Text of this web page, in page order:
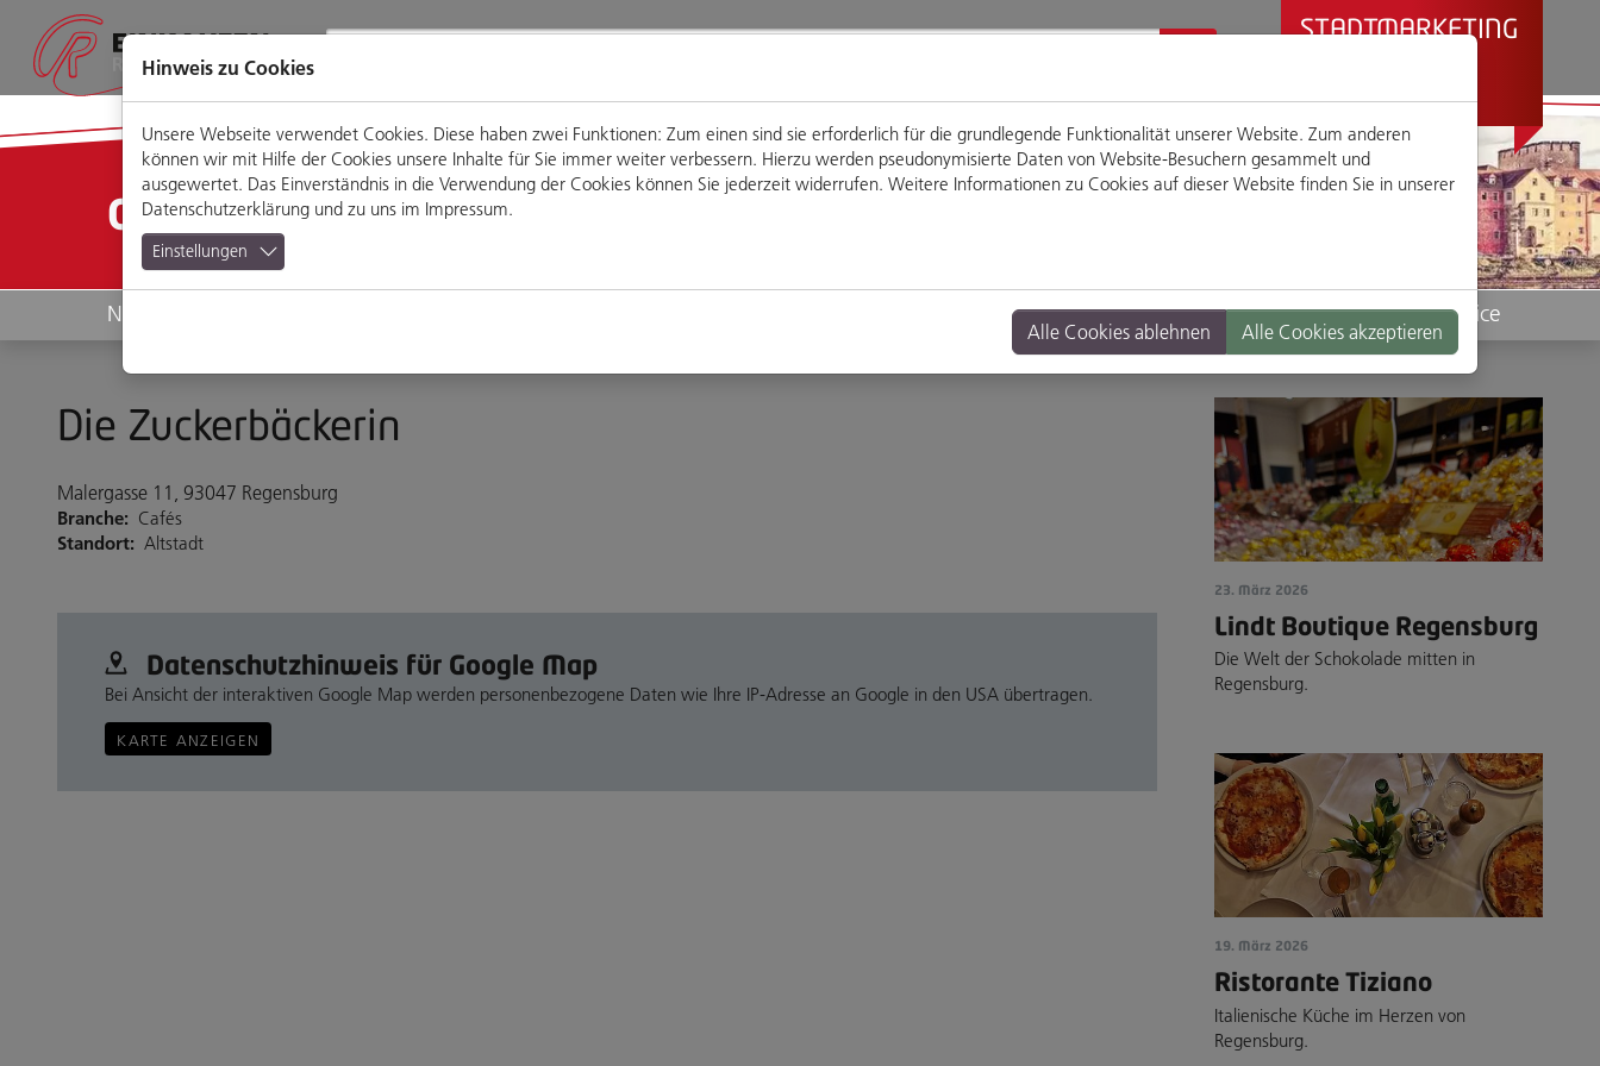
Seiteninhalt
Hauptmenü
Footermenü
Website-
Suche
STADTMARKETING
PRÄSENTIERT
Geschäfte
News Veranstaltungen Standorte Service
Die Zuckerbäckerin
Malergasse 11, 93047 Regensburg
Branche: Cafés
Standort: Altstadt
Datenschutz­hinweis für Google Map
Bei Ansicht der interaktiven Google Map werden personenbezogene Daten wie Ihre IP-Adresse an Google in den USA übertragen.
KARTE ANZEIGEN
23. März 2026
Lindt Boutique Regensburg
Die Welt der Schokolade mitten in
Regensburg.
19. März 2026
Ristorante Tiziano
Italienische Küche im Herzen von
Regensburg.
Hinweis zu Cookies
Unsere Webseite verwendet Cookies. Diese haben zwei Funktionen: Zum einen sind sie erforderlich für die grundlegende Funktionalität unserer Website. Zum anderen
können wir mit Hilfe der Cookies unsere Inhalte für Sie immer weiter verbessern. Hierzu werden pseudonymisierte Daten von Website-Besuchern gesammelt und
ausgewertet. Das Einverständnis in die Verwendung der Cookies können Sie jederzeit widerrufen. Weitere Informationen zu Cookies auf dieser Website finden Sie in unserer
Datenschutzerklärung und zu uns im Impressum.
Einstellungen
Alle Cookies ablehnen Alle Cookies akzeptieren